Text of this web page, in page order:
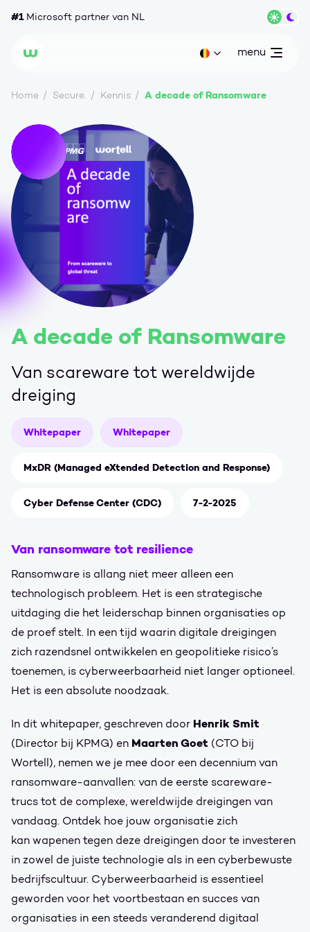
#1Microsoft partner van NL
Wortell Huidige taal: be
open
menu
Home Secure. Kennis A decade of Ransomware
A decade of Ransomware
Van scareware tot wereldwijde
dreiging
Whitepaper Whitepaper
MxDR (Managed eXtended Detection and Response)
Cyber Defense Center (CDC) 7-2-2025
Van ransomware tot resilience
Ransomware is allang niet meer alleen een
technologisch probleem. Het is een strategische
uitdaging die het leiderschap binnen organisaties op
de proef stelt. In een tijd waarin digitale dreigingen
zich razendsnel ontwikkelen en geopolitieke risico’s
toenemen, is cyberweerbaarheid niet langer optioneel.
Het is een absolute noodzaak.
In dit whitepaper, geschreven door Henrik Smit
(Director bij KPMG) en Maarten Goet (CTO bij
Wortell), nemen we je mee door een decennium van
ransomware-aanvallen: van de eerste scareware-
trucs tot de complexe, wereldwijde dreigingen van
vandaag. Ontdek hoe jouw organisatie zich
kan wapenen tegen deze dreigingen door te investeren
in zowel de juiste technologie als in een cyberbewuste
bedrijfscultuur. Cyberweerbaarheid is essentieel
geworden voor het voortbestaan en succes van
organisaties in een steeds veranderend digitaal